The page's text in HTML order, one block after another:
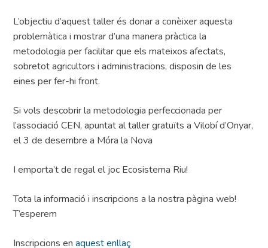
L’objectiu d’aquest taller és donar a conèixer aquesta
problemàtica i mostrar d’una manera pràctica la
metodologia per facilitar que els mateixos afectats,
sobretot agricultors i administracions, disposin de les
eines per fer-hi front.
Si vols descobrir la metodologia perfeccionada per
l’associació CEN, apuntat al taller gratuïts a Vilobí d’Onyar,
el 3 de desembre a Móra la Nova
I emporta’t de regal el joc Ecosistema Riu!
Tota la informació i inscripcions a la nostra pàgina web!
T’esperem
Inscripcions enaquest enllaç